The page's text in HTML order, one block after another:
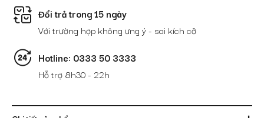
Đổi trả trong 15 ngày
Với trường hợp không ưng ý - sai kích cỡ
Hotline: 0333 50 3333
Hỗ trợ 8h30 - 22h